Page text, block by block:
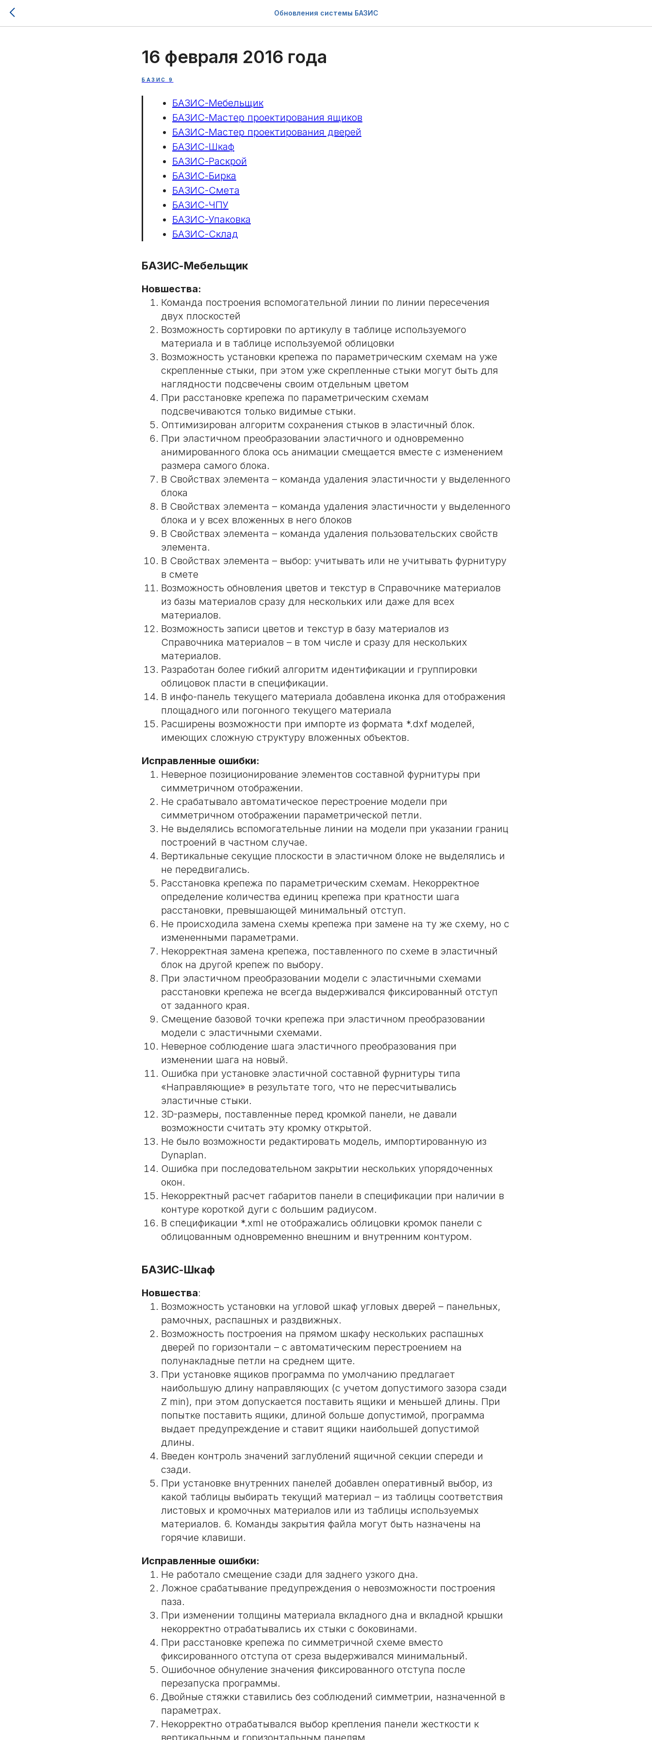
Обновления системы БАЗИС
16 февраля 2016 года
БАЗИС 9
БАЗИС-Мебельщик
БАЗИС-Мастер проектирования ящиков
БАЗИС-Мастер проектирования дверей
БАЗИС-Шкаф
БАЗИС-Раскрой
БАЗИС-Бирка
БАЗИС-Смета
БАЗИС-ЧПУ
БАЗИС-Упаковка
БАЗИС-Склад
БАЗИС-Мебельщик
Новшества:
Команда построения вспомогательной линии по линии пересечения
двух плоскостей
Возможность сортировки по артикулу в таблице используемого
материала и в таблице используемой облицовки
Возможность установки крепежа по параметрическим схемам на уже
скрепленные стыки, при этом уже скрепленные стыки могут быть для
наглядности подсвечены своим отдельным цветом
При расстановке крепежа по параметрическим схемам
подсвечиваются только видимые стыки.
Оптимизирован алгоритм сохранения стыков в эластичный блок.
При эластичном преобразовании эластичного и одновременно
анимированного блока ось анимации смещается вместе с изменением
размера самого блока.
В Свойствах элемента – команда удаления эластичности у выделенного
блока
В Свойствах элемента – команда удаления эластичности у выделенного
блока и у всех вложенных в него блоков
В Свойствах элемента – команда удаления пользовательских свойств
элемента.
В Свойствах элемента – выбор: учитывать или не учитывать фурнитуру
в смете
Возможность обновления цветов и текстур в Справочнике материалов
из базы материалов сразу для нескольких или даже для всех
материалов.
Возможность записи цветов и текстур в базу материалов из
Справочника материалов – в том числе и сразу для нескольких
материалов.
Разработан более гибкий алгоритм идентификации и группировки
облицовок пласти в спецификации.
В инфо-панель текущего материала добавлена иконка для отображения
площадного или погонного текущего материала
Расширены возможности при импорте из формата *.dxf моделей,
имеющих сложную структуру вложенных объектов.
Исправленные ошибки:
Неверное позиционирование элементов составной фурнитуры при
симметричном отображении.
Не срабатывало автоматическое перестроение модели при
симметричном отображении параметрической петли.
Не выделялись вспомогательные линии на модели при указании границ
построений в частном случае.
Вертикальные секущие плоскости в эластичном блоке не выделялись и
не передвигались.
Расстановка крепежа по параметрическим схемам. Некорректное
определение количества единиц крепежа при кратности шага
расстановки, превышающей минимальный отступ.
Не происходила замена схемы крепежа при замене на ту же схему, но с
измененными параметрами.
Некорректная замена крепежа, поставленного по схеме в эластичный
блок на другой крепеж по выбору.
При эластичном преобразовании модели с эластичными схемами
расстановки крепежа не всегда выдерживался фиксированный отступ
от заданного края.
Смещение базовой точки крепежа при эластичном преобразовании
модели с эластичными схемами.
Неверное соблюдение шага эластичного преобразования при
изменении шага на новый.
Ошибка при установке эластичной составной фурнитуры типа
«Направляющие» в результате того, что не пересчитывались
эластичные стыки.
3D-размеры, поставленные перед кромкой панели, не давали
возможности считать эту кромку открытой.
Не было возможности редактировать модель, импортированную из
Dynaplan.
Ошибка при последовательном закрытии нескольких упорядоченных
окон.
Некорректный расчет габаритов панели в спецификации при наличии в
контуре короткой дуги с большим радиусом.
В спецификации *.xml не отображались облицовки кромок панели с
облицованным одновременно внешним и внутренним контуром.
БАЗИС-Шкаф
Новшества:
Возможность установки на угловой шкаф угловых дверей – панельных,
рамочных, распашных и раздвижных.
Возможность построения на прямом шкафу нескольких распашных
дверей по горизонтали – с автоматическим перестроением на
полунакладные петли на среднем щите.
При установке ящиков программа по умолчанию предлагает
наибольшую длину направляющих (с учетом допустимого зазора сзади
Z min), при этом допускается поставить ящики и меньшей длины. При
попытке поставить ящики, длиной больше допустимой, программа
выдает предупреждение и ставит ящики наибольшей допустимой
длины.
Введен контроль значений заглублений ящичной секции спереди и
сзади.
При установке внутренних панелей добавлен оперативный выбор, из
какой таблицы выбирать текущий материал – из таблицы соответствия
листовых и кромочных материалов или из таблицы используемых
материалов. 6. Команды закрытия файла могут быть назначены на
горячие клавиши.
Исправленные ошибки:
Не работало смещение сзади для заднего узкого дна.
Ложное срабатывание предупреждения о невозможности построения
паза.
При изменении толщины материала вкладного дна и вкладной крышки
некорректно отрабатывались их стыки с боковинами.
При расстановке крепежа по симметричной схеме вместо
фиксированного отступа от среза выдерживался минимальный.
Ошибочное обнуление значения фиксированного отступа после
перезапуска программы.
Двойные стяжки ставились без соблюдений симметрии, назначенной в
параметрах.
Некорректно отрабатывался выбор крепления панели жесткости к
вертикальным и горизонтальным панелям.